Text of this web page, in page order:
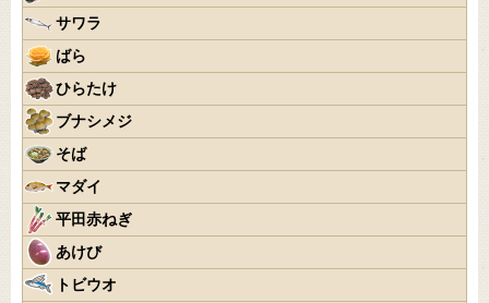
サワラ
ばら
ひらたけ
ブナシメジ
そば
マダイ
平田赤ねぎ
あけび
トビウオ